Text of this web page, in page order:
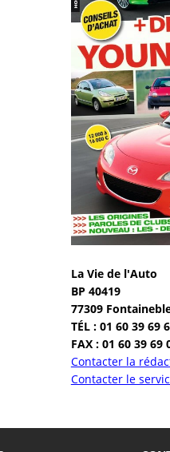
La Vie de l'Auto
BP 40419
77309
TÉL : 01 60 39 69
FAX : 01 60 39 69
Contacter la
Contacter le